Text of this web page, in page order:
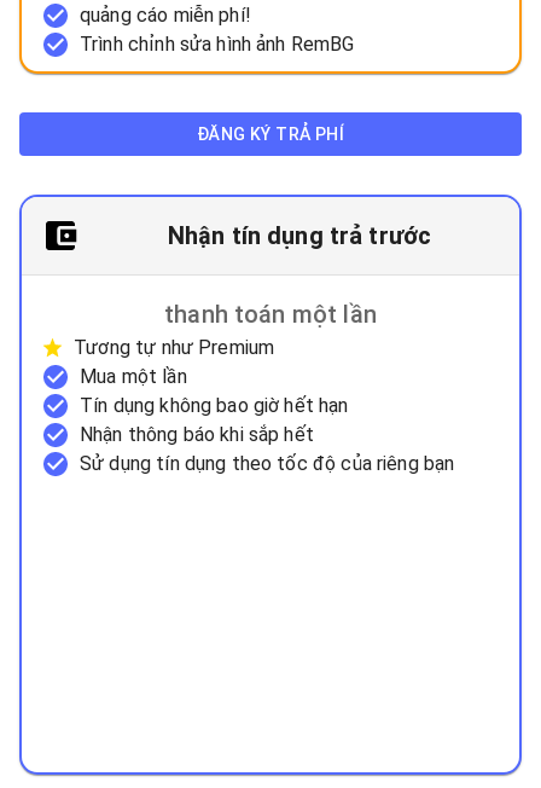
quảng cáo miễn phí!
Trình chỉnh sửa hình ảnh RemBG
ĐĂNG KÝ TRẢ PHÍ
Nhận tín dụng trả trước
thanh toán một lần
Tương tự như Premium
Mua một lần
Tín dụng không bao giờ hết hạn
Nhận thông báo khi sắp hết
Sử dụng tín dụng theo tốc độ của riêng bạn